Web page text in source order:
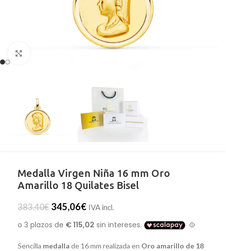
Medalla Virgen Niña 16 mm Oro
Amarillo 18 Quilates Bisel
383,40€ 345,06€ IVA incl.
Sencilla medalla de 16 mm realizada en Oro amarillo de 18